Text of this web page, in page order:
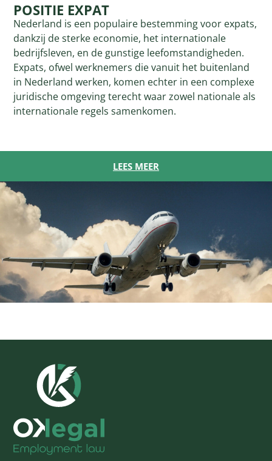
POSITIE EXPAT
Nederland is een populaire bestemming voor expats,
dankzij de sterke economie, het internationale
bedrijfsleven, en de gunstige leefomstandigheden.
Expats, ofwel werknemers die vanuit het buitenland
in Nederland werken, komen echter in een complexe
juridische omgeving terecht waar zowel nationale als
internationale regels samenkomen.
LEES MEER